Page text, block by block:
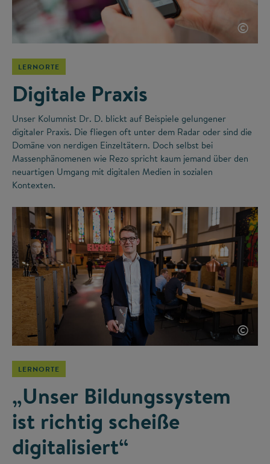
©
LERNORTE
Digitale Praxis
Unser Kolumnist Dr. D. blickt auf Beispiele gelungener
digitaler Praxis. Die fliegen oft unter dem Radar oder sind die
Domäne von nerdigen Einzeltätern. Doch selbst bei
Massenphänomenen wie Rezo spricht kaum jemand über den
neuartigen Umgang mit digitalen Medien in sozialen
Kontexten.
©
LERNORTE
„Unser Bildungssystem
ist richtig scheiße
digitalisiert“